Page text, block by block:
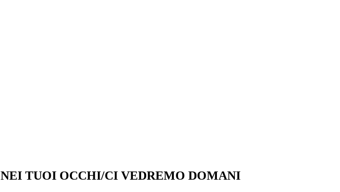
NEI TUOI OCCHI/CI VEDREMO DOMANI